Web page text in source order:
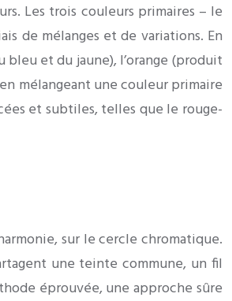
Les trois couleurs primaires – le
de mélanges et de variations. En
et du jaune), l’orange (produit
mélangeant une couleur primaire
et subtiles, telles que le rouge-
sur le cercle chromatique.
une teinte commune, un fil
éprouvée, une approche sûre